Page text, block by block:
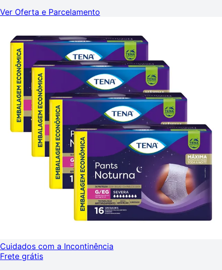
Ver Oferta e Parcelamento
Cuidados com a Incontinência
Frete grátis